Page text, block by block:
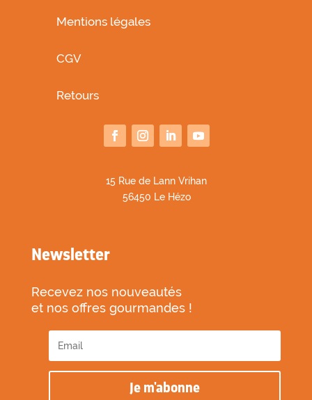
Mentions légales
CGV
Retours
15 Rue de Lann Vrihan
56450 Le Hézo
Newsletter
Recevez nos nouveautés
et nos offres gourmandes !
Je m'abonne